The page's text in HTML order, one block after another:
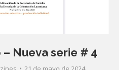
– Nueva serie # 4